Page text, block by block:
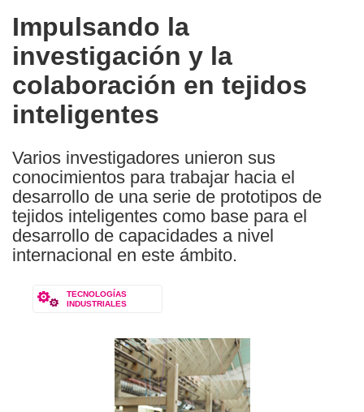
the
following
languages:
Impulsando la
investigación y la
colaboración en tejidos
inteligentes
Varios investigadores unieron sus
conocimientos para trabajar hacia el
desarrollo de una serie de prototipos de
tejidos inteligentes como base para el
desarrollo de capacidades a nivel
internacional en este ámbito.
TECNOLOGÍAS
INDUSTRIALES